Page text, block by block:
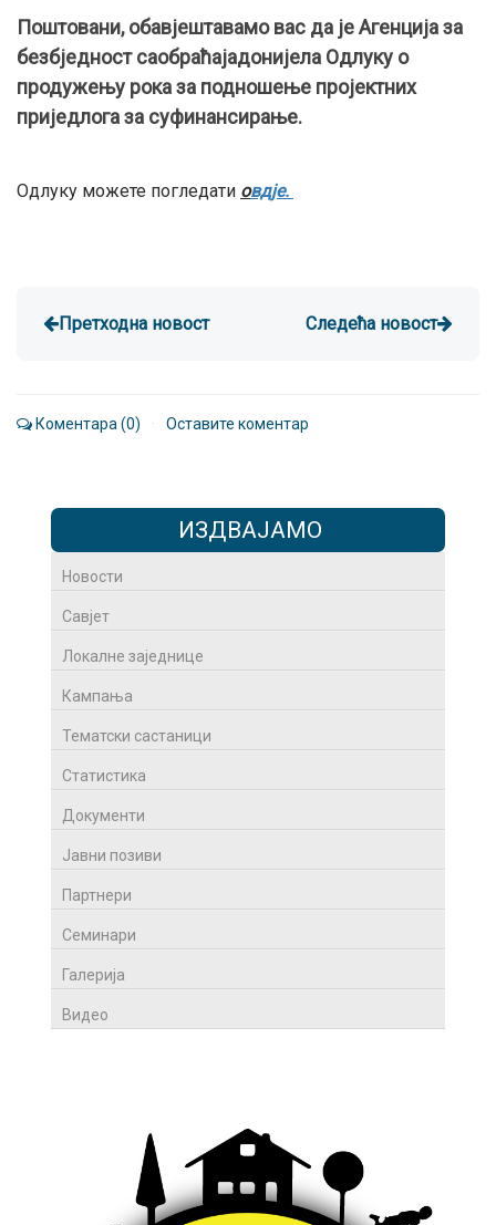
Поштовани, обавјештавамо вас да је Агенција за
безбједност саобраћајадонијела Одлуку о
продужењу рока за подношење пројектних
приједлога за суфинансирање.
Одлуку можете погледати овдје.
Претходна новост Следећа новост
Коментара (0) · Оставите коментар
ИЗДВАЈАМО
Новости
Савјет
Локалне заједнице
Кампања
Тематски састаници
Статистика
Документи
Јавни позиви
Партнери
Семинари
Галерија
Видео